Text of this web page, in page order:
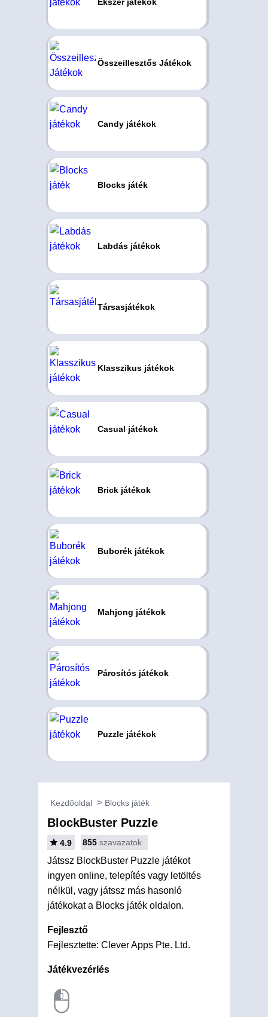
Összeillesztős Játékok
Candy játékok
Blocks játék
Labdás játékok
Társasjátékok
Klasszikus játékok
Casual játékok
Brick játékok
Buborék játékok
Mahjong játékok
Párosítós játékok
Puzzle játékok
Kezdőoldal Blocks játék
BlockBuster Puzzle
4.9 855 szavazatok
Játssz BlockBuster Puzzle játékot
ingyen online, telepítés vagy letöltés
nélkül, vagy játssz más hasonló
játékokat a Blocks játék oldalon.
Fejlesztő
Fejlesztette: Clever Apps Pte. Ltd.
Játékvezérlés